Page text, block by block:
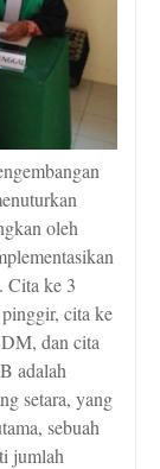
oleh
Cita ke 3
cita ke
dan cita
adalah
setara, yang
sebuah
jumlah